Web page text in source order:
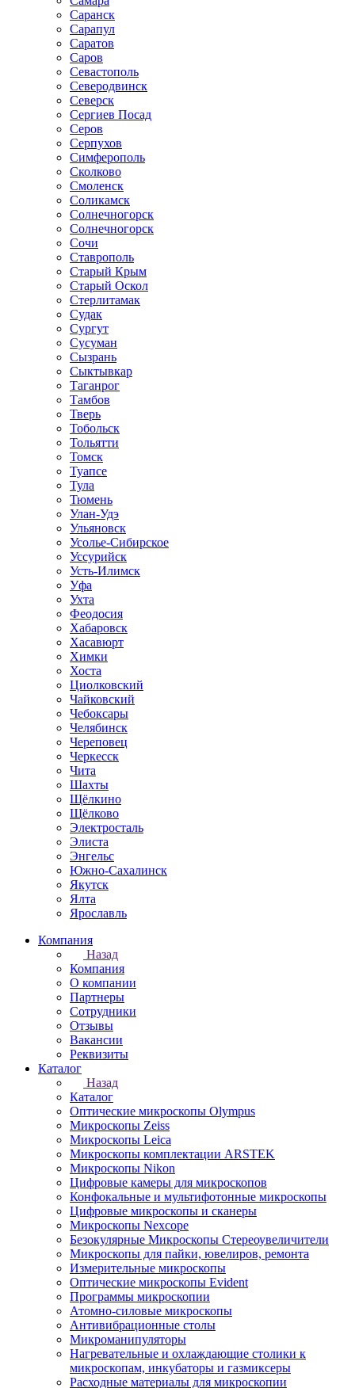
Саранск
Сарапул
Саратов
Саров
Севастополь
Северодвинск
Северск
Сергиев Посад
Серов
Серпухов
Симферополь
Сколково
Смоленск
Соликамск
Солнечногорск
Солнечногорск
Сочи
Ставрополь
Старый Крым
Старый Оскол
Стерлитамак
Судак
Сургут
Сусуман
Сызрань
Сыктывкар
Таганрог
Тамбов
Тверь
Тобольск
Тольятти
Томск
Туапсе
Тула
Тюмень
Улан-Удэ
Ульяновск
Усолье-Сибирское
Уссурийск
Усть-Илимск
Уфа
Ухта
Феодосия
Хабаровск
Хасавюрт
Химки
Хоста
Циолковский
Чайковский
Чебоксары
Челябинск
Череповец
Черкесск
Чита
Шахты
Щёлкино
Щёлково
Электросталь
Элиста
Энгельс
Южно-Сахалинск
Якутск
Ялта
Ярославль
Компания
Назад
Компания
О компании
Партнеры
Сотрудники
Отзывы
Вакансии
Реквизиты
Каталог
Назад
Каталог
Оптические микроскопы Olympus
Микроскопы Zeiss
Микроскопы Leica
Микроскопы комплектации ARSTEK
Микроскопы Nikon
Цифровые камеры для микроскопов
Конфокальные и мультифотонные микроскопы
Цифровые микроскопы и сканеры
Микроскопы Nexcope
Безокулярные Микроскопы Стереоувеличители
Микроскопы для пайки, ювелиров, ремонта
Измерительные микроскопы
Оптические микроскопы Evident
Программы микроскопии
Атомно-силовые микроскопы
Антивибрационные столы
Микроманипуляторы
Нагревательные и охлаждающие столики к
микроскопам, инкубаторы и газмиксеры
Расходные материалы для микроскопии